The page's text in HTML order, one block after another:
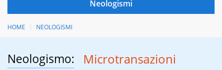
HOME NEOLOGISMI
Neologismo: Microtransazioni